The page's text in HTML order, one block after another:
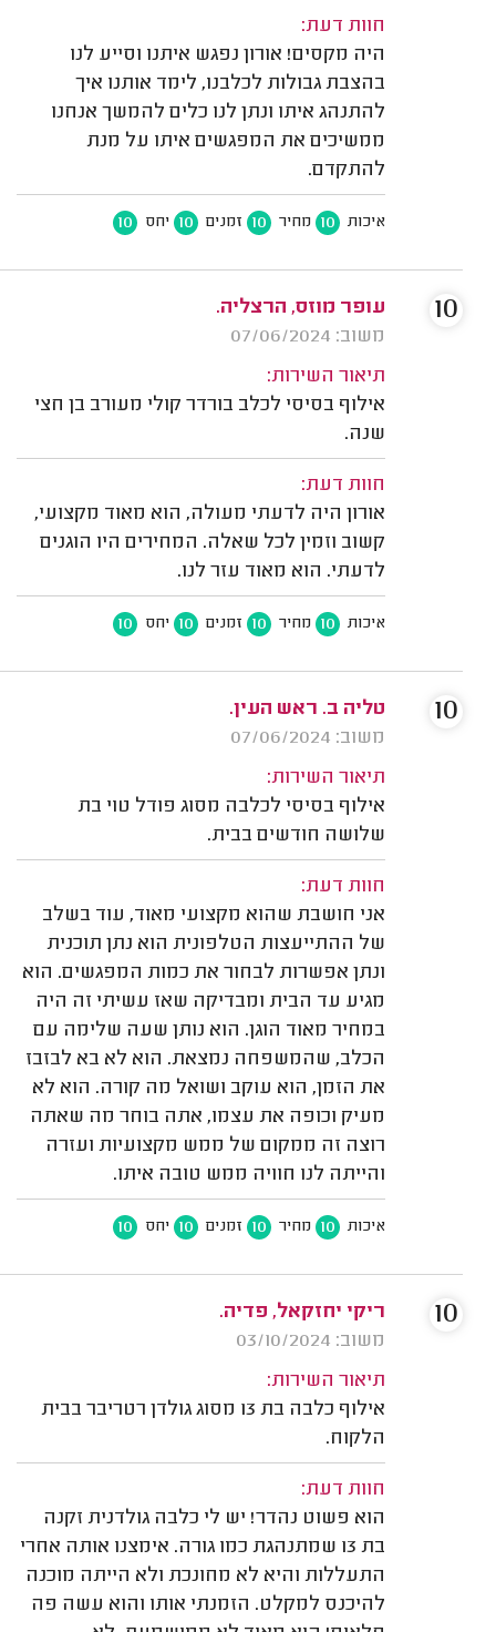
חוות דעת:
היה מקסים! אורון נפגש איתנו וסייע לנו
בהצבת גבולות לכלבנו, לימד אותנו איך
להתנהג איתו ונתן לנו כלים להמשך אנחנו
ממשיכים את המפגשים איתו על מנת
להתקדם.
איכות 10 מחיר 10 זמנים 10 יחס 10
עופר מוזס, הרצליה.
משוב: 07/06/2024
תיאור השירות:
אילוף בסיסי לכלב בורדר קולי מעורב בן חצי
שנה.
חוות דעת:
אורון היה לדעתי מעולה, הוא מאוד מקצועי,
קשוב וזמין לכל שאלה. המחירים היו הוגנים
לדעתי. הוא מאוד עזר לנו.
איכות 10 מחיר 10 זמנים 10 יחס 10
10
טליה ב. ראש העין.
משוב: 07/06/2024
תיאור השירות:
אילוף בסיסי לכלבה מסוג פודל טוי בת
שלושה חודשים בבית.
חוות דעת:
אני חושבת שהוא מקצועי מאוד, עוד בשלב
של ההתייעצות הטלפונית הוא נתן תוכנית
ונתן אפשרות לבחור את כמות המפגשים. הוא
מגיע עד הבית ומבדיקה שאז עשיתי זה היה
במחיר מאוד הוגן. הוא נותן שעה שלימה עם
הכלב, שהמשפחה נמצאת. הוא לא בא לבזבז
את הזמן, הוא עוקב ושואל מה קורה. הוא לא
מעיק וכופה את עצמו, אתה בוחר מה שאתה
רוצה זה ממקום של ממש מקצועיות ועזרה
והייתה לנו חוויה ממש טובה איתו.
איכות 10 מחיר 10 זמנים 10 יחס 10
10
ריקי יחזקאל, פדיה.
משוב: 03/10/2024
תיאור השירות:
אילוף כלבה בת 13 מסוג גולדן רטריבר בבית
הלקוח.
חוות דעת:
הוא פשוט נהדר! יש לי כלבה גולדנית זקנה
בת 13 שמתנהגת כמו גורה. אימצנו אותה אחרי
התעללות והיא לא מחונכת ולא הייתה מוכנה
להיכנס למקלט. הזמנתי אותו והוא עשה פה
10